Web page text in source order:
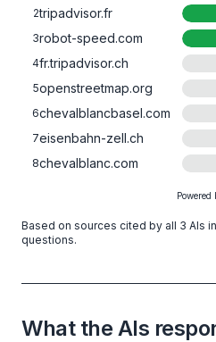
2tripadvisor.fr
3robot-speed.com
4fr.tripadvisor.ch
5openstreetmap.org
6chevalblancbasel.com
7eisenbahn-zell.ch
8chevalblanc.com
Powered
Based on sources cited by all 3 AIs
questions.
What the AIs